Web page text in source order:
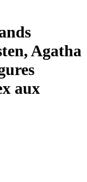
Agatha
aux